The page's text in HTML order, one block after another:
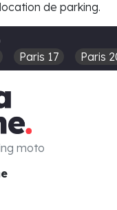
de parking.
Paris 17 Paris
moto